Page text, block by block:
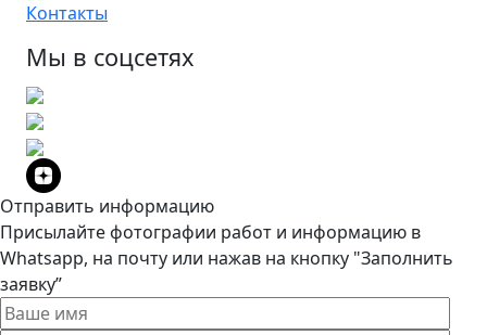
Контакты
Мы в соцсетях
Отправить информацию
Присылайте фотографии работ и информацию в
Whatsapp, на почту или нажав на кнопку "Заполнить
заявку”